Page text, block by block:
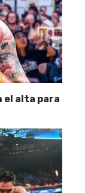
el alta para